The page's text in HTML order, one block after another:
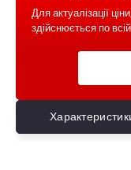
Для актуалізації
здійснюється по